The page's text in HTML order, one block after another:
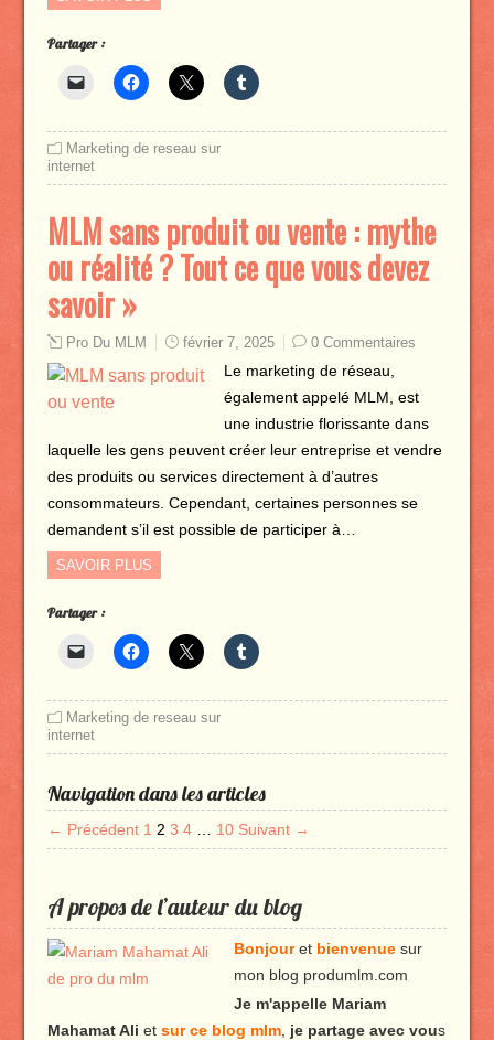
Partager :
Marketing de reseau sur
internet
MLM sans produit ou vente : mythe
ou réalité ? Tout ce que vous devez
savoir »
Pro Du MLM février 7, 2025 0 Commentaires
Le marketing de réseau,
également appelé MLM, est
une industrie florissante dans
laquelle les gens peuvent créer leur entreprise et vendre
des produits ou services directement à d’autres
consommateurs. Cependant, certaines personnes se
demandent s’il est possible de participer à…
SAVOIR PLUS
Partager :
Marketing de reseau sur
internet
Navigation dans les articles
← Précédent 1 2 3 4 10 Suivant →
A propos de l’auteur du blog
Bonjouret bienvenuesur
mon blog produmlm.com
Je m'appelle Mariam
Mahamat Ali et sur ce blog mlm, je partage avec vous